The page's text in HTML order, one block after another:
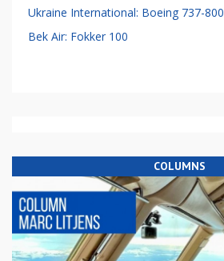
Ukraine International: Boeing 737-800
Bek Air: Fokker 100
COLUMNS